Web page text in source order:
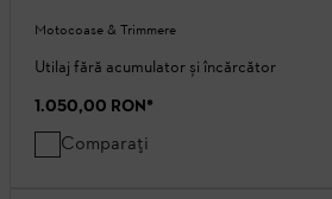
Motocoase & Trimmere
Utilaj fără acumulator și încărcător
1.050,00 RON*
Comparați